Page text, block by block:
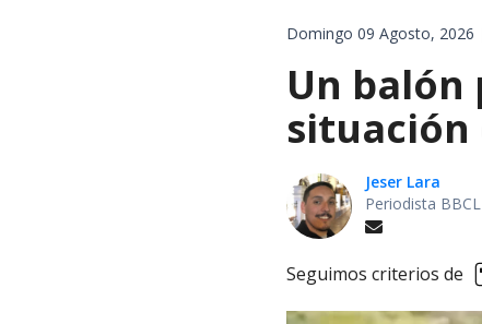
Domingo 09 Agosto, 2026
Un
situación
Jeser Lara
Periodista
Seguimos criterios de